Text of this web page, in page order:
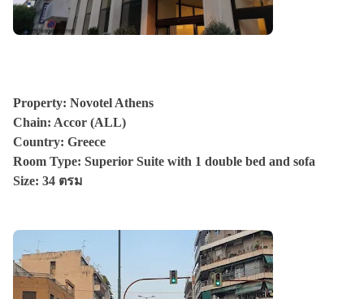
Property: Novotel Athens
Chain: Accor (ALL)
Country: Greece
Room Type: Superior Suite with 1 double bed and sofa
Size: 34 ตรม